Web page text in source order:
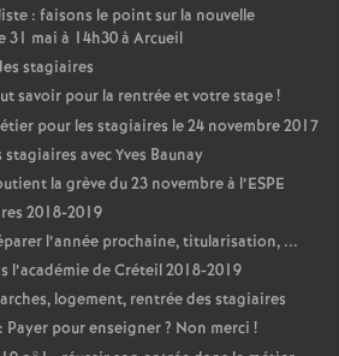
: faisons le point sur la nouvelle
31 mai à 14h30 à Arcueil
stagiaires
savoir pour la rentrée et votre stage!
pour les stagiaires le 24 novembre 2017
avec Yves Baunay
la grève du 23 novembre à l’ESPE
2018-2019
l’année prochaine, titularisation, ...
l’académie de Créteil 2018-2019
logement, rentrée des stagiaires
Payer pour enseigner? Non merci !